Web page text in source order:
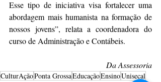
Esse tipo de iniciativa visa fortalecer uma
abordagem mais humanista na formação de
nossos jovens”, relata a coordenadora do
curso de Administração e Contábeis.
Da Assessoria
CulturAçãoPonta GrossaEducaçãoEnsinoUnisecal